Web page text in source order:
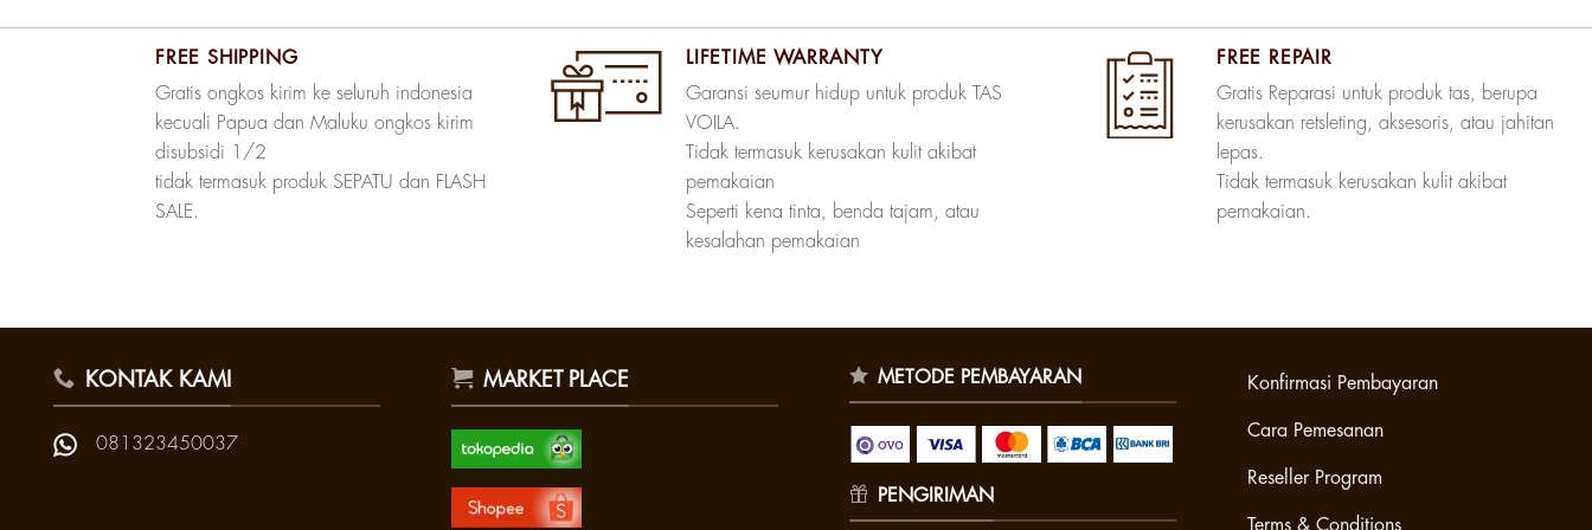
FREE SHIPPING
Gratis ongkos kirim ke seluruh indonesia
kecuali Papua dan Maluku ongkos kirim
disubsidi 1/2
tidak termasuk produk SEPATU dan FLASH
SALE.
LIFETIME WARRANTY
Garansi seumur hidup untuk produk TAS
VOILA.
Tidak termasuk kerusakan kulit akibat
pemakaian
Seperti kena tinta, benda tajam, atau
kesalahan pemakaian
FREE REPAIR
Gratis Reparasi untuk produk tas, berupa
kerusakan retsleting, aksesoris, atau jahitan
lepas.
Tidak termasuk kerusakan kulit akibat
pemakaian.
KONTAK KAMI
081323450037
MARKET PLACE METODE PEMBAYARAN
PENGIRIMAN
Konfirmasi Pembayaran
Cara Pemesanan
Reseller Program
Terms & Conditions